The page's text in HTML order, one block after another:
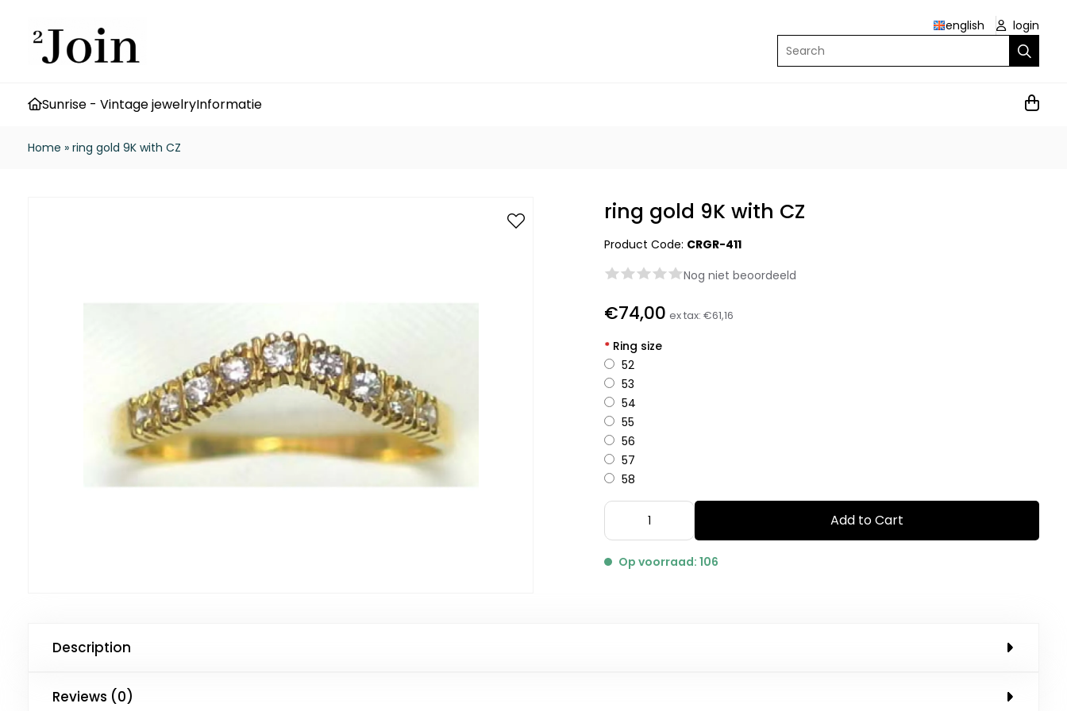
english
login
Search
Sunrise - Vintage jewelryInformatie
Home » ring gold 9K with CZ
ring gold 9K with CZ
Product Code: CRGR-411
Nog niet beoordeeld
€74,00 ex tax:€61,16
* Ring size
52
53
54
55
56
57
58
Add to Cart
Op voorraad: 106
Description
Reviews (0)